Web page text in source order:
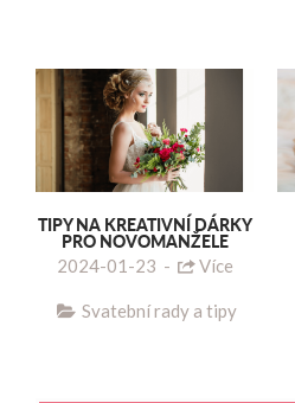
TIPY NA KREATIVNÍ DÁRKY
PRO NOVOMANŽELE
2024-01-23 - Více
Svatební rady a tipy